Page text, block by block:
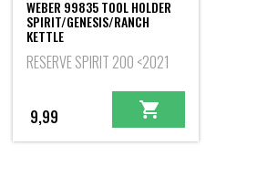
WEBER 99835 TOOL HOLDER
SPIRIT/GENESIS/RANCH
KETTLE
RESERVE SPIRIT 200 <2021
9,99